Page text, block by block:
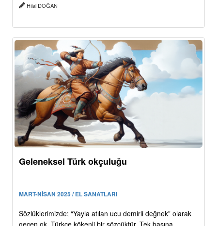
Hilal DOĞAN
Geleneksel Türk okçuluğu
MART-NİSAN 2025 / EL SANATLARI
Sözlüklerimizde; “Yayla atılan ucu demirli değnek” olarak
geçen ok, Türkçe kökenli bir sözcüktür. Tek başına